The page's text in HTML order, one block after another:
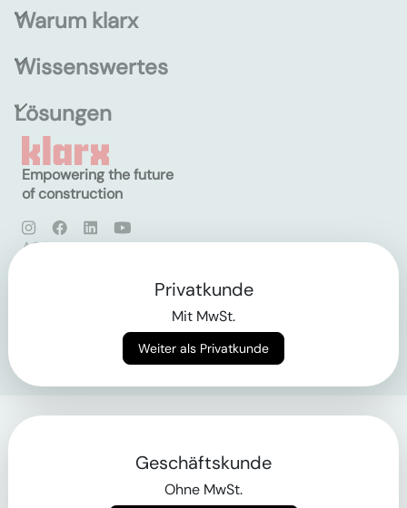
Warum klarx
Wissenswertes
Lösungen
Empowering the future
of construction
AGB
Privatkunde
Mit MwSt.
Weiter als Privatkunde
Geschäftskunde
Ohne MwSt.